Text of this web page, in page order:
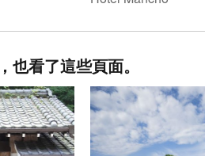
也看了這些頁面。